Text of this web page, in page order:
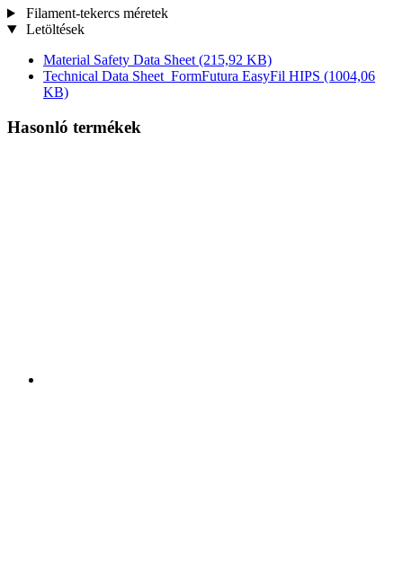
Filament-tekercs méretek
Letöltések
Material Safety Data Sheet (215,92 KB)
Technical Data Sheet_FormFutura EasyFil HIPS (1004,06
KB)
Hasonló termékek